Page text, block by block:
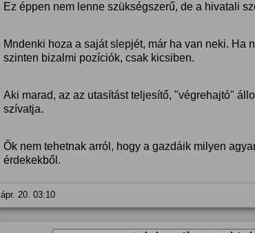
Ez éppen nem lenne szükségszerű, de a hivatali
Mndenki hoza a saját slepjét, már ha van neki. Ha
szinten bizalmi pozíciók, csak kicsiben.
Aki marad, az az utasítást teljesítő, "végrehajtó"
szívatja.
Ők nem tehetnak arról, hogy a gazdáik milyen
érdekekből.
ápr. 20. 03:10